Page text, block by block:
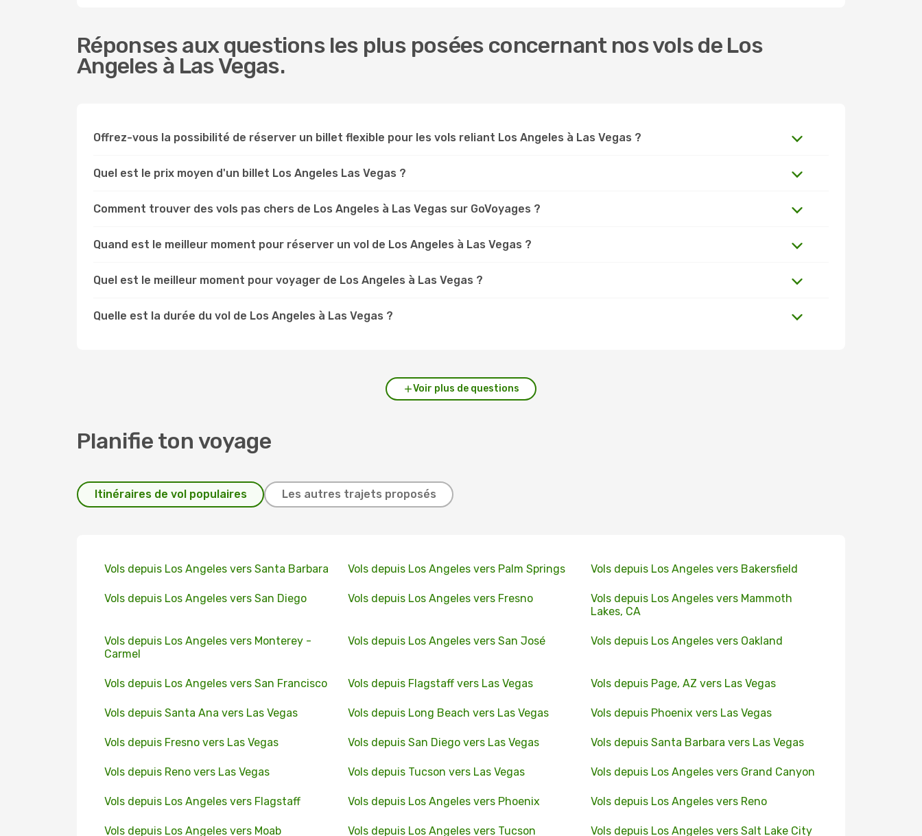
Réponses aux questions les plus posées concernant nos vols de Los
Angeles à Las Vegas.
Offrez-vous la possibilité de réserver un billet flexible pour les vols reliant Los Angeles à Las Vegas ?
Quel est le prix moyen d'un billet Los Angeles Las Vegas ?
Comment trouver des vols pas chers de Los Angeles à Las Vegas sur GoVoyages ?
Quand est le meilleur moment pour réserver un vol de Los Angeles à Las Vegas ?
Quel est le meilleur moment pour voyager de Los Angeles à Las Vegas ?
Quelle est la durée du vol de Los Angeles à Las Vegas ?
Voir plus de questions
Planifie ton voyage
Itinéraires de vol populaires Les autres trajets proposés
Vols depuis Los Angeles vers Santa Barbara Vols depuis Los Angeles vers Palm Springs Vols depuis Los Angeles vers Bakersfield
Vols depuis Los Angeles vers San Diego Vols depuis Los Angeles vers Fresno
Vols depuis Los Angeles vers Mammoth
Lakes, CA
Vols depuis Los Angeles vers Monterey -
Carmel
Vols depuis Los Angeles vers San José Vols depuis Los Angeles vers Oakland
Vols depuis Los Angeles vers San Francisco Vols depuis Flagstaff vers Las Vegas Vols depuis Page, AZ vers Las Vegas
Vols depuis Santa Ana vers Las Vegas Vols depuis Long Beach vers Las Vegas Vols depuis Phoenix vers Las Vegas
Vols depuis Fresno vers Las Vegas Vols depuis San Diego vers Las Vegas Vols depuis Santa Barbara vers Las Vegas
Vols depuis Reno vers Las Vegas Vols depuis Tucson vers Las Vegas Vols depuis Los Angeles vers Grand Canyon
Vols depuis Los Angeles vers Flagstaff Vols depuis Los Angeles vers Phoenix Vols depuis Los Angeles vers Reno
Vols depuis Los Angeles vers Moab Vols depuis Los Angeles vers Tucson Vols depuis Los Angeles vers Salt Lake City